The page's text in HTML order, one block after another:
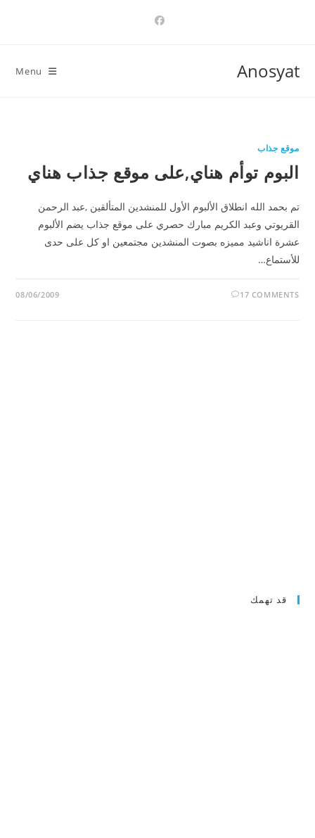
Anosyat
Menu
موقع جذاب
البوم توأم هناي,على موقع جذاب هناي
تم بحمد الله انطلاق الألبوم الأول للمنشدين المتألقين ,عبد الرحمن
القريوتي وعبد الكريم مبارك حصري على موقع جذاب يضم الألبوم
عشرة اناشيد مميزه بصوت المنشدين مجتمعين او كل على حدى
للأستماع…
17 COMMENTS
08/06/2009
قد تهمك